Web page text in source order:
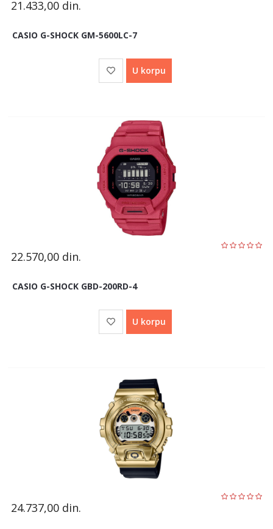
21.433,00 din.
CASIO G-SHOCK GM-5600LC-7
U korpu
22.570,00 din.
CASIO G-SHOCK GBD-200RD-4
U korpu
24.737,00 din.